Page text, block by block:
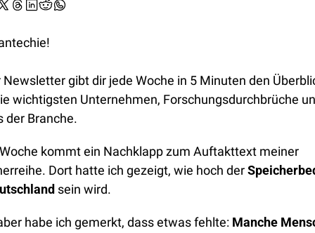
Newsletter gibt dir jede Woche in 5 Minuten den
wichtigsten Unternehmen, Forschungsdurchbrüche
der Branche.
kommt ein Nachklapp zum Auftakttext meiner
Dort hatte ich gezeigt, wie hoch der
sein wird.
habe ich gemerkt, dass etwas fehlte: Manche